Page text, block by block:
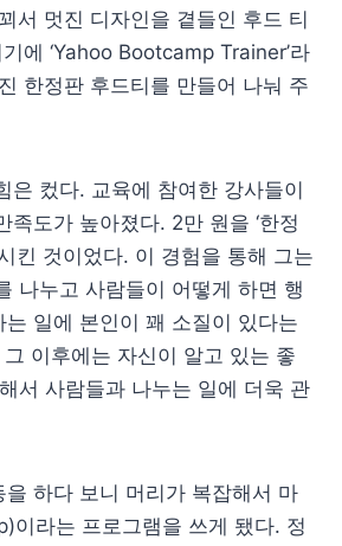
서 멋진 디자인을 곁들인 후드 티
에 ‘Yahoo Bootcamp Trainer’라
한정판 후드티를 만들어 나눠 주
은 컸다. 교육에 참여한 강사들이
족도가 높아졌다. 2만 원을 ‘한정
킨 것이었다. 이 경험을 통해 그는
나누고 사람들이 어떻게 하면 행
는 일에 본인이 꽤 소질이 있다는
이후에는 자신이 알고 있는 좋
서 사람들과 나누는 일에 더욱 관
을 하다 보니 머리가 복잡해서 마
이라는 프로그램을 쓰게 됐다. 정